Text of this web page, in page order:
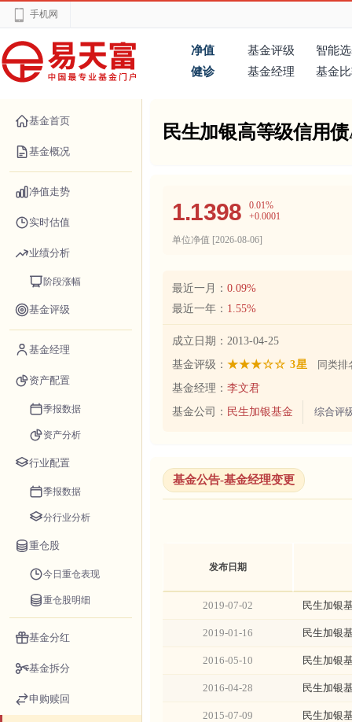
手机网
净值 基金评级
智能
健诊
基金经理 基金
基金首页
基金概况
净值走势
实时估值
业绩分析
阶段涨幅
基金评级
基金经理
资产配置
季报数据
资产分析
行业配置
季报数据
分行业分析
重仓股
今日重仓表现
重仓股明细
基金分红
基金拆分
申购赎回
民生加银高等级信用
1.1398
0.01%
+0.0001
单位净值 [2026-08-06]
最近一月： 0.09%
最近一年： 1.55%
成立日期： 2013-04-25
基金评级： ★★★☆☆ 3星
同类排
基金经理： 李文君
基金公司： 民生加银基金 综合评
基金公告-基金经理变更
发布日期
2019-07-02 民生加银
2019-01-16 民生加银
2016-05-10 民生加银
2016-04-28 民生加银
2015-07-09 民生加银